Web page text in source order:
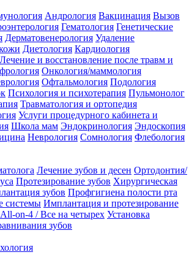
Андрология Вакцинация Вызов
Гематология Генетические
Дерматовенерология Удаление
Диетология Кардиология
Лечение и восстановление после травм и
Онкология/маммология
Офтальмология Подология
Психология и психотерапия Пульмонолог
Травматология и ортопедия
Услуги процедурного кабинета и
Школа мам Эндокринология Эндоскопия
Неврология Сомнология Флебология
Лечение зубов и десен Ортодонтия/
Протезирование зубов Хирургическая
зубов Профгигиена полости рта
системы Имплантация и протезирование
on-4 / Все на четырех Установка
зубов